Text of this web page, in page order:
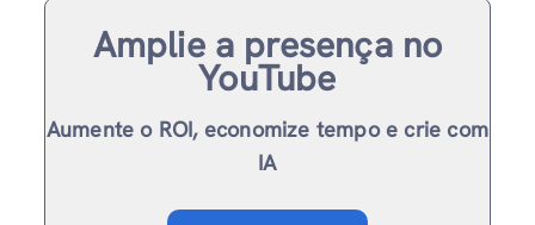
Amplie a presença no
YouTube
Aumente o ROI, economize tempo e crie com
IA